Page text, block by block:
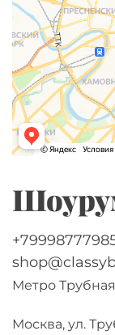
Метро
Москва, ул.